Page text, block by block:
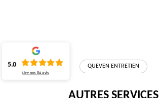
QUEVEN ENTRETIEN
AUTRES SERVICES
5.0
Lire nos84 avis